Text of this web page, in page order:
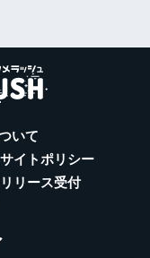
いて
サイトポリシー
リース受付